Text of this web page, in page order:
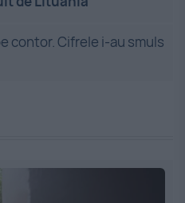
contor. Cifrele i-au smuls